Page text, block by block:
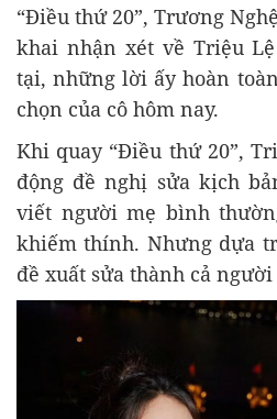
“Điều thứ 20”, Trương
khai nhận xét về Triệu
tại, những lời ấy hoàn
chọn của cô hôm nay.
Khi quay “Điều thứ 20”,
động đề nghị sửa kịch
viết người mẹ bình
khiếm thính. Nhưng dựa
đề xuất sửa thành cả